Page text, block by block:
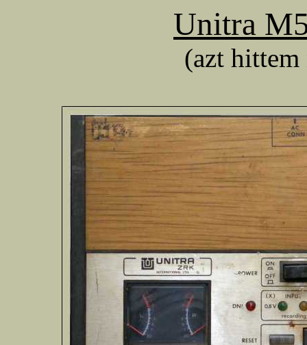
Unitra
(azt hittem